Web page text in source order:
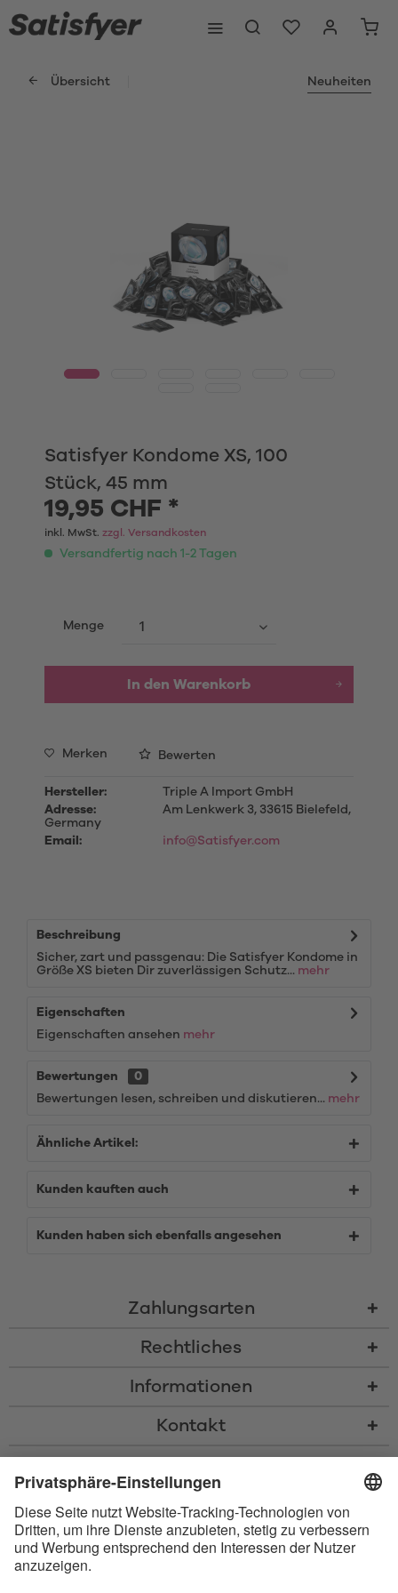
Übersicht Neuheiten
Satisfyer Kondome XS, 100
Stück, 45 mm
19,95 CHF *
inkl. MwSt. zzgl. Versandkosten
Versandfertig nach 1-2 Tagen
Menge
In den Warenkorb
Merken Bewerten
Hersteller:
Triple A Import GmbH
Adresse:
Am Lenkwerk 3, 33615 Bielefeld,
Germany
Email:
info@Satisfyer.com
Beschreibung
Sicher, zart und passgenau: Die Satisfyer Kondome in
Größe XS bieten Dir zuverlässigen Schutz... mehr
Eigenschaften
Eigenschaften ansehen mehr
Bewertungen
0
Bewertungen lesen, schreiben und diskutieren... mehr
Ähnliche Artikel:
Kunden kauften auch
Kunden haben sich ebenfalls angesehen
Zahlungsarten
Rechtliches
Informationen
Kontakt
Nachnahmegebühren, wenn nicht anders beschrieben
und Eigentum der Bluetooth SIG, Inc. Die Nutzung dieser Marken durch
Satisfyer GmbH erfolgt unter Lizenz.